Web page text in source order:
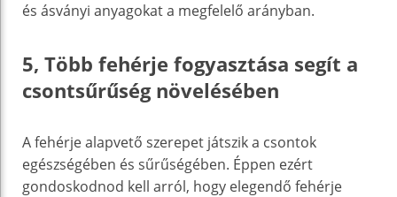
és ásványi anyagokat a megfelelő arányban.
5, Több fehérje fogyasztása segít a
csontsűrűség növelésében
A fehérje alapvető szerepet játszik a csontok
egészségében és sűrűségében. Éppen ezért
gondoskodnod kell arról, hogy elegendő fehérje